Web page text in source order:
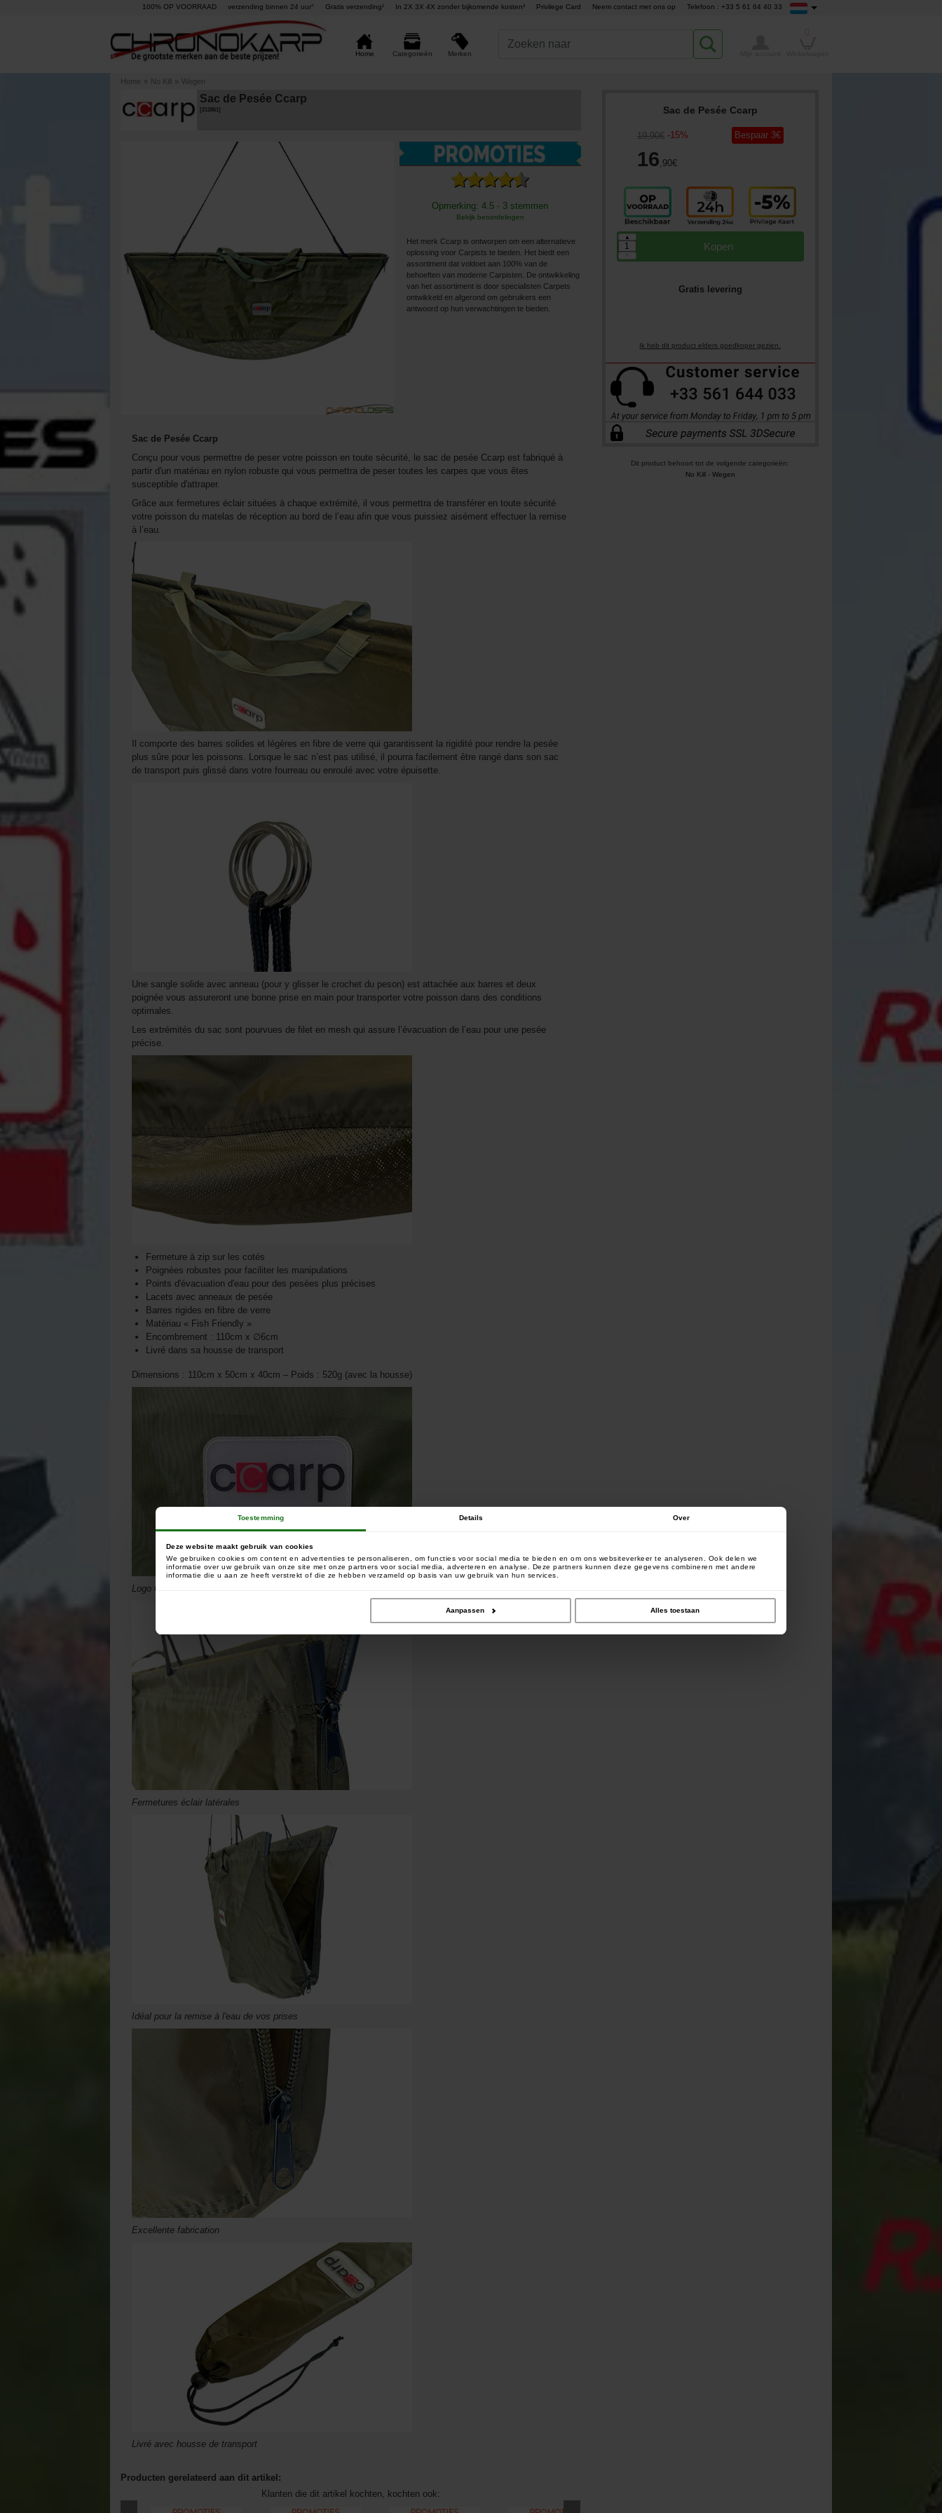
Toestemming Details Over
Deze website maakt gebruik van cookies
We gebruiken cookies om content en advertenties te personaliseren, om functies voor social media te bieden en om ons websiteverkeer te analyseren. Ook delen we
informatie over uw gebruik van onze site met onze partners voor social media, adverteren en analyse. Deze partners kunnen deze gegevens combineren met andere
informatie die u aan ze heeft verstrekt of die ze hebben verzameld op basis van uw gebruik van hun services.
Aanpassen Alles toestaan
100% OP VOORRAAD verzending binnen 24 uur° Gratis verzending¹ In 2X 3X 4X zonder bijkomende kosten² Privilege Card Neem contact met ons op Telefoon : +33 5 61 64 40 33
Home Categorieën Merken
Home » No Kill » Wegen
Sac de Pesée Ccarp
212861]
Opmerking: 4.5 - 3 stemmen
Bekijk beoordelingen
Het merk Ccarp is ontworpen om een ​​alternatieve
oplossing voor Carpists te bieden. Het biedt een
assortiment dat voldoet aan 100% van de
behoeften van moderne Carpisten. De ontwikkeling
van het assortiment is door specialisten Carpets
ontwikkeld en afgerond om gebruikers een
antwoord op hun verwachtingen te bieden.
Sac de Pesée Ccarp
19,90€ -15%
16,90€
Bespaar 3€
Kopen
▲
Gratis levering
Ik heb dit product elders goedkoper gezien.
Dit product behoort tot de volgende categorieën:
No Kill- Wegen
Sac de Pesée Ccarp
Conçu pour vous permettre de peser votre poisson en toute sécurité, le sac de pesée Ccarp est fabriqué à
partir d'un matériau en nylon robuste qui vous permettra de peser toutes les carpes que vous êtes
susceptible d'attraper.
Grâce aux fermetures éclair situées à chaque extrémité, il vous permettra de transférer en toute sécurité
votre poisson du matelas de réception au bord de l’eau afin que vous puissiez aisément effectuer la remise
à l’eau.
Il comporte des barres solides et légères en fibre de verre qui garantissent la rigidité pour rendre la pesée
plus sûre pour les poissons. Lorsque le sac n’est pas utilisé, il pourra facilement être rangé dans son sac
de transport puis glissé dans votre fourreau ou enroulé avec votre épuisette.
Une sangle solide avec anneau (pour y glisser le crochet du peson) est attachée aux barres et deux
poignée vous assureront une bonne prise en main pour transporter votre poisson dans des conditions
optimales.
Les extrémités du sac sont pourvues de filet en mesh qui assure l’évacuation de l’eau pour une pesée
précise.
Fermeture à zip sur les cotés
Poignées robustes pour faciliter les manipulations
Points d'évacuation d'eau pour des pesées plus précises
Lacets avec anneaux de pesée
Barres rigides en fibre de verre
Matériau « Fish Friendly »
Encombrement : 110cm x ∅6cm
Livré dans sa housse de transport
Dimensions : 110cm x 50cm x 40cm – Poids : 520g (avec la housse)
Logo Ccarp caoutchouté
Fermetures éclair latérales
Idéal pour la remise à l'eau de vos prises
Excellente fabrication
Livré avec housse de transport
Producten gerelateerd aan dit artikel:
Klanten die dit artikel kochten, kochten ook: